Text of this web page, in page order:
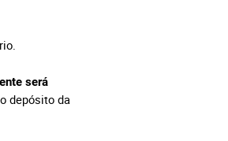
será
depósito da